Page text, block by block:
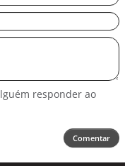
responder ao
Comentar